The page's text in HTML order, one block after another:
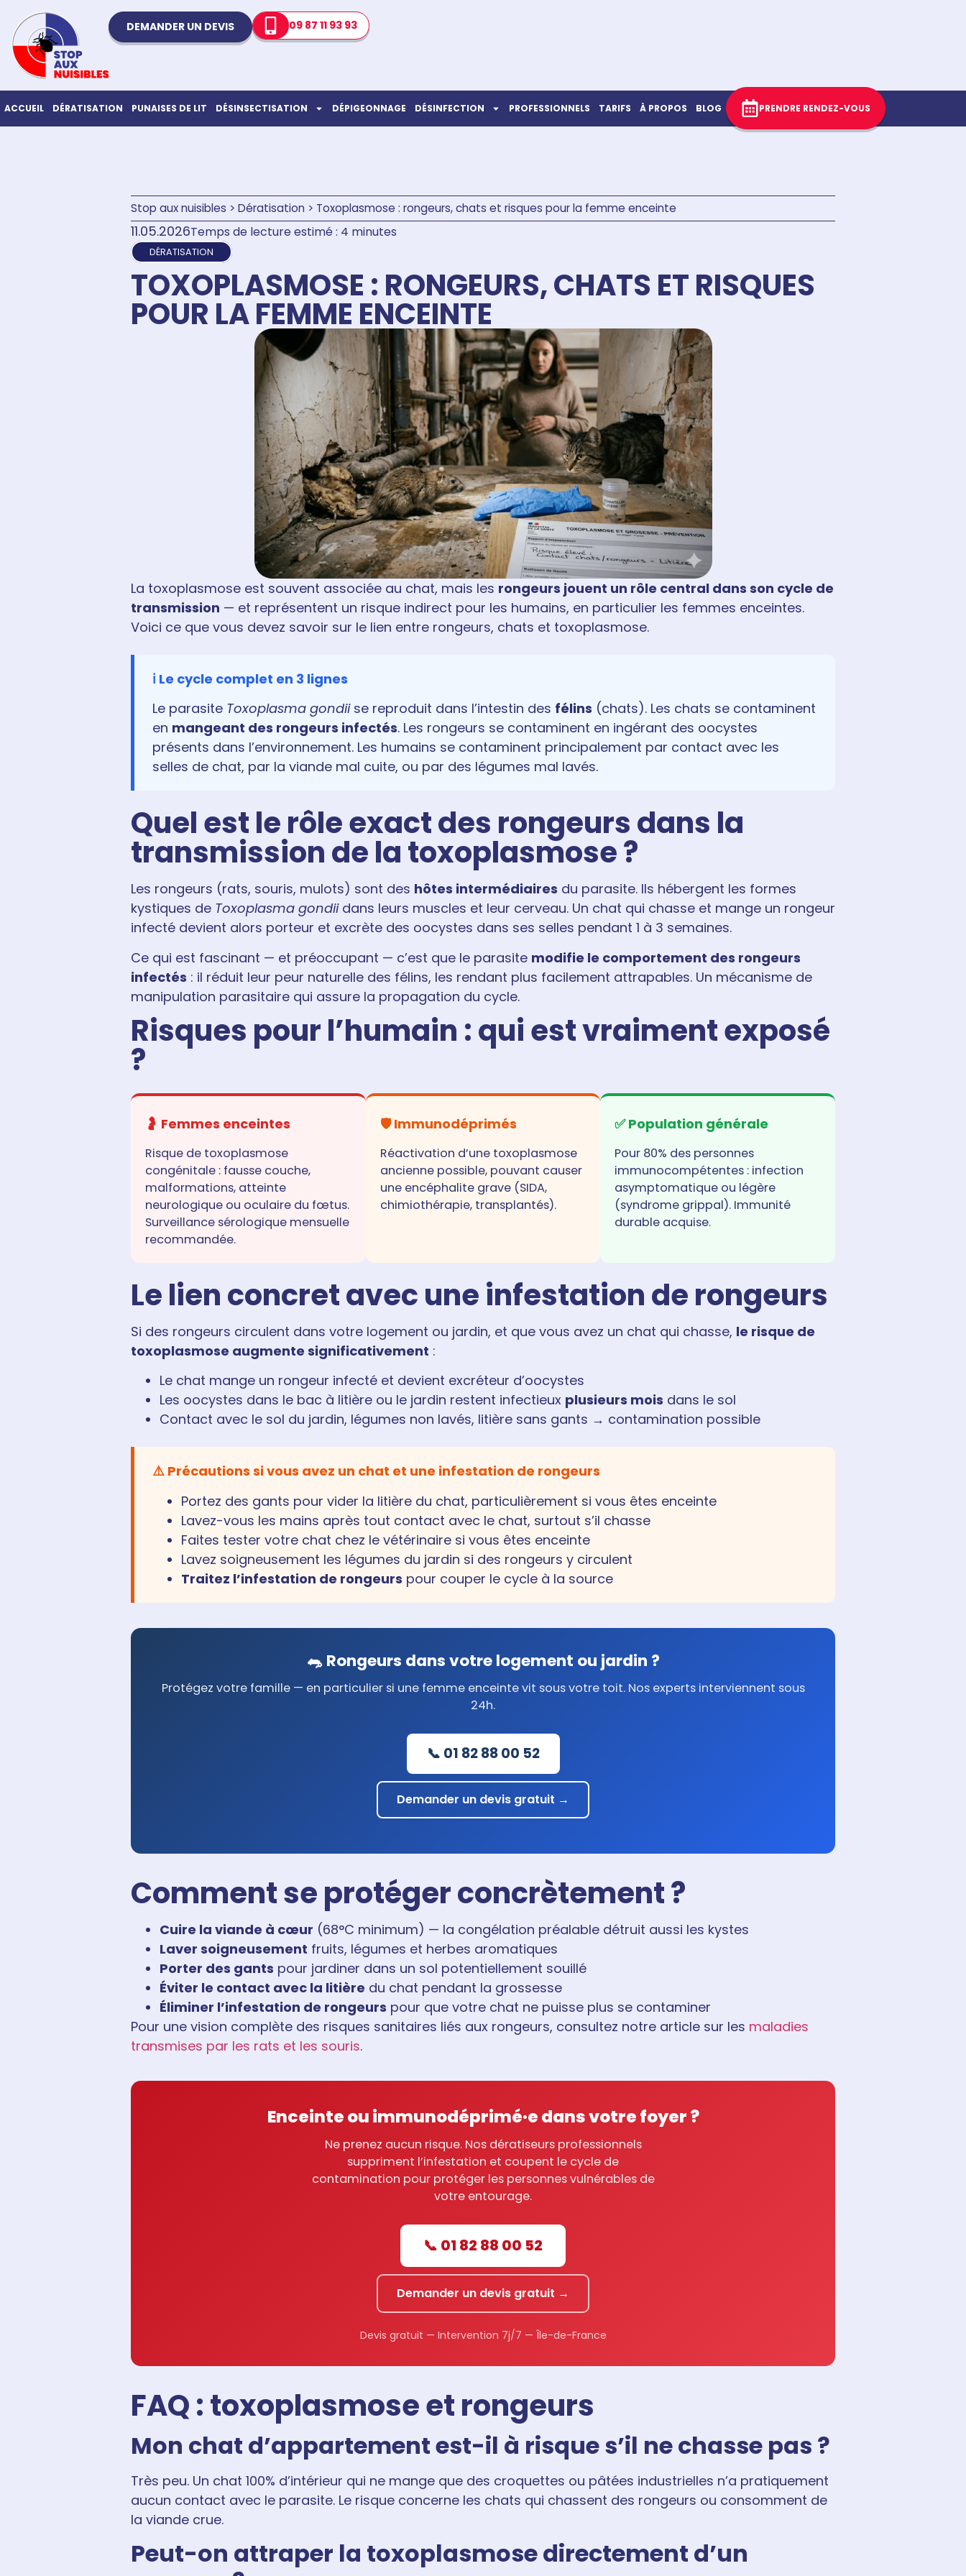
DEMANDER UN DEVIS 09 87 11 93 93
ACCUEIL DÉRATISATION PUNAISES DE LIT DÉSINSECTISATION DÉPIGEONNAGE DÉSINFECTION PROFESSIONNELS TARIFS À PROPOS BLOG PRENDRE RENDEZ-VOUS
Stop aux nuisibles > Dératisation > Toxoplasmose : rongeurs, chats et risques pour la femme enceinte
11.05.2026Temps de lecture estimé : 4 minutes
DÉRATISATION
TOXOPLASMOSE : RONGEURS, CHATS ET RISQUES
POUR LA FEMME ENCEINTE
La toxoplasmose est souvent associée au chat, mais les rongeurs jouent un rôle central dans son cycle de
transmission — et représentent un risque indirect pour les humains, en particulier les femmes enceintes.
Voici ce que vous devez savoir sur le lien entre rongeurs, chats et toxoplasmose.
ℹ️ Le cycle complet en 3 lignes
Le parasite Toxoplasma gondiise reproduit dans l’intestin des félins (chats). Les chats se contaminent
en mangeant des rongeurs infectés. Les rongeurs se contaminent en ingérant des oocystes
présents dans l’environnement. Les humains se contaminent principalement par contact avec les
selles de chat, par la viande mal cuite, ou par des légumes mal lavés.
Quel est le rôle exact des rongeurs dans la
transmission de la toxoplasmose ?
Les rongeurs (rats, souris, mulots) sont des hôtes intermédiaires du parasite. Ils hébergent les formes
kystiques de Toxoplasma gondiidans leurs muscles et leur cerveau. Un chat qui chasse et mange un rongeur
infecté devient alors porteur et excrète des oocystes dans ses selles pendant 1 à 3 semaines.
Ce qui est fascinant — et préoccupant — c’est que le parasite modifie le comportement des rongeurs
infectés : il réduit leur peur naturelle des félins, les rendant plus facilement attrapables. Un mécanisme de
manipulation parasitaire qui assure la propagation du cycle.
Risques pour l’humain : qui est vraiment exposé
?
🤰 Femmes enceintes
Risque de toxoplasmose
congénitale : fausse couche,
malformations, atteinte
neurologique ou oculaire du fœtus.
Surveillance sérologique mensuelle
recommandée.
🛡️ Immunodéprimés
Réactivation d’une toxoplasmose
ancienne possible, pouvant causer
une encéphalite grave (SIDA,
chimiothérapie, transplantés).
✅ Population générale
Pour 80% des personnes
immunocompétentes : infection
asymptomatique ou légère
(syndrome grippal). Immunité
durable acquise.
Le lien concret avec une infestation de rongeurs
Si des rongeurs circulent dans votre logement ou jardin, et que vous avez un chat qui chasse, le risque de
toxoplasmose augmente significativement :
Le chat mange un rongeur infecté et devient excréteur d’oocystes
Les oocystes dans le bac à litière ou le jardin restent infectieux plusieurs mois dans le sol
Contact avec le sol du jardin, légumes non lavés, litière sans gants → contamination possible
⚠️ Précautions si vous avez un chat et une infestation de rongeurs
Portez des gants pour vider la litière du chat, particulièrement si vous êtes enceinte
Lavez-vous les mains après tout contact avec le chat, surtout s’il chasse
Faites tester votre chat chez le vétérinaire si vous êtes enceinte
Lavez soigneusement les légumes du jardin si des rongeurs y circulent
Traitez l’infestation de rongeurs pour couper le cycle à la source
🐀 Rongeurs dans votre logement ou jardin ?
Protégez votre famille — en particulier si une femme enceinte vit sous votre toit. Nos experts interviennent sous
24h.
📞 01 82 88 00 52
Demander un devis gratuit →
Comment se protéger concrètement ?
Cuire la viande à cœur (68°C minimum) — la congélation préalable détruit aussi les kystes
Laver soigneusement fruits, légumes et herbes aromatiques
Porter des gants pour jardiner dans un sol potentiellement souillé
Éviter le contact avec la litière du chat pendant la grossesse
Éliminer l’infestation de rongeurs pour que votre chat ne puisse plus se contaminer
Pour une vision complète des risques sanitaires liés aux rongeurs, consultez notre article sur les maladies
transmises par les rats et les souris.
Enceinte ou immunodéprimé·e dans votre foyer ?
Ne prenez aucun risque. Nos dératiseurs professionnels
suppriment l’infestation et coupent le cycle de
contamination pour protéger les personnes vulnérables de
votre entourage.
📞 01 82 88 00 52
Demander un devis gratuit →
Devis gratuit — Intervention 7j/7 — Île-de-France
FAQ : toxoplasmose et rongeurs
Mon chat d’appartement est-il à risque s’il ne chasse pas ?
Très peu. Un chat 100% d’intérieur qui ne mange que des croquettes ou pâtées industrielles n’a pratiquement
aucun contact avec le parasite. Le risque concerne les chats qui chassent des rongeurs ou consomment de
la viande crue.
Peut-on attraper la toxoplasmose directement d’un